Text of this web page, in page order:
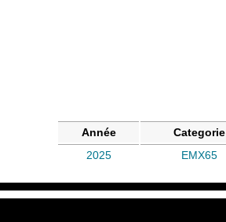
Année Categorie
2025
EMX65